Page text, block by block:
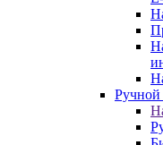
Ручной